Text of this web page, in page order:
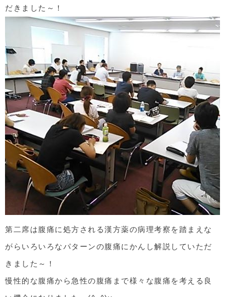
だきました～！
第二席は腹痛に処方される漢方薬の病理考察を踏まえな
がらいろいろなパターンの腹痛にかんし解説していただ
きました～！
慢性的な腹痛から急性の腹痛まで様々な腹痛を考える良